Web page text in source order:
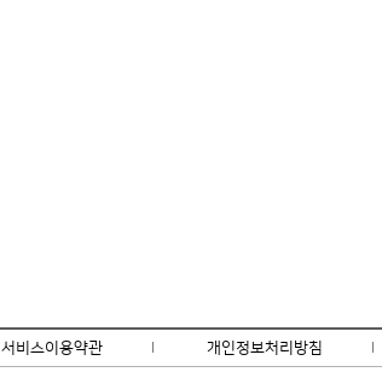
서비스이용약관 개인정보처리방침